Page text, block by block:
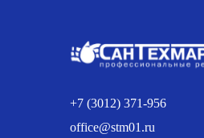
+7 (3012) 371-956
office@stm01.ru